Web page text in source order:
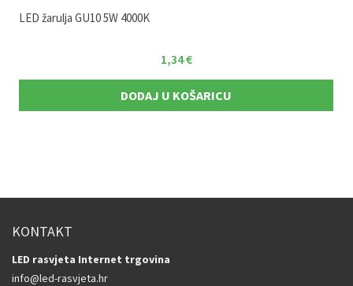
LED žarulja GU10 5W 4000K
1,34€
DODAJ U KOŠARICU
KONTAKT
LED rasvjeta Internet trgovina
info@led-rasvjeta.hr